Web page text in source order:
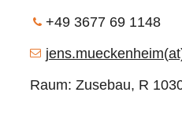
+49 3677 69 1148
Raum: Zusebau, R